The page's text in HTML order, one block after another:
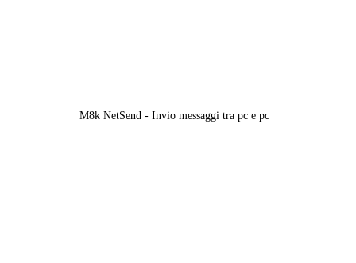
M8k NetSend - Invio messaggi tra pc e pc